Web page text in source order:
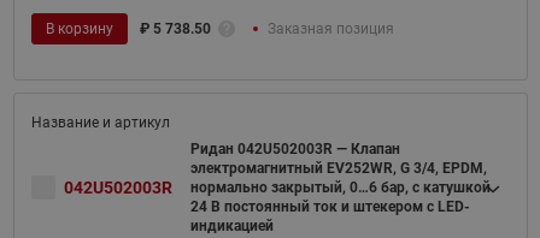
В корзину ₽ 5 738.50 Заказная позиция
042U502003R
Ридан 042U502003R — Клапан
электромагнитный EV252WR, G 3/4, EPDM,
нормально закрытый, 0…6 бар, с катушкой
24 В постоянный ток и штекером с LED-
индикацией